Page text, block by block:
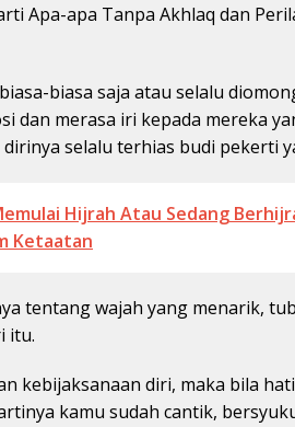
biasa saja atau selalu
dan merasa iri kepada mereka
selalu terhias budi pekerti
Hijrah Atau Sedang
Ketaatan
tentang wajah yang menarik,
itu.
kebijaksanaan diri, maka bila
kamu sudah cantik,